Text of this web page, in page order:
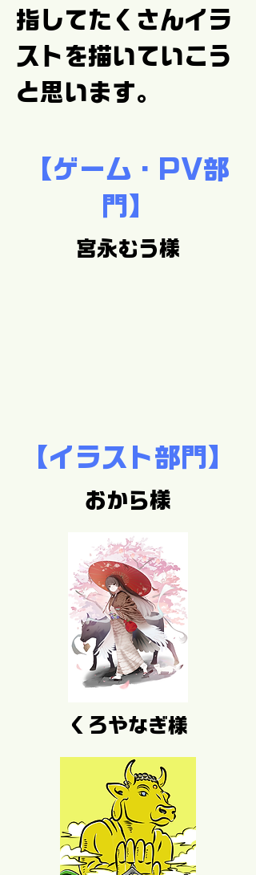
指してたくさんイラ
ストを描いていこう
と思います。
【ゲーム・PV部
門】
宮永むう様
【イラスト部門】
おから様
くろやなぎ様